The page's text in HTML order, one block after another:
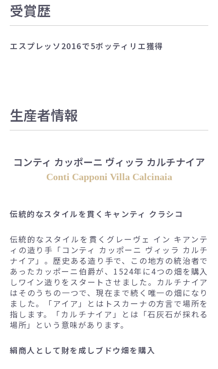
受賞歴
エスプレッソ2016で5ボッティリエ獲得
生産者情報
コンティ カッポーニ ヴィッラ カルチナイア
Conti Capponi Villa Calcinaia
伝統的なスタイルを貫くキャンティ クラシコ
伝統的なスタイルを貫くグレーヴェ イン キアンテ
ィの造り手「コンティ カッポーニ ヴィッラ カルチ
ナイア」。歴史ある造り手で、この地方の統治者で
あったカッポーニ伯爵が、1524年に4つの畑を購入
しワイン造りをスタートさせました。カルチナイア
はそのうちの一つで、現在まで続く唯一の畑になり
ました。「アイア」とはトスカーナの方言で場所を
指します。「カルチナイア」とは「石灰石が採れる
場所」という意味があります。
絹商人として財を成しブドウ畑を購入